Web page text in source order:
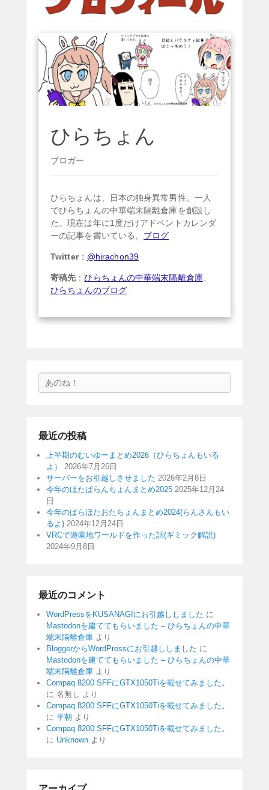
ひらちょん
ブロガー
ひらちょんは、日本の独身異常男性。一人
でひらちょんの中華端末隔離倉庫を創設し
た。現在は年に1度だけアドベントカレンダ
ーの記事を書いている。 ブログ
Twitter： @hirachon39
寄稿先 ：ひらちょんの中華端末隔離倉庫、
ひらちょんのブログ
索
最近の投稿
上半期のむいゆーまとめ2026（ひらちょんもいる
よ）
2026年7月26日
サーバーをお引越しさせました 2026年2月8日
今年のほたぱらんちょんまとめ2025 2025年12月24
日
今年のぱらほたおたちょんまとめ2024(らんさんもい
るよ) 2024年12月24日
VRCで遊園地ワールドを作った話(ギミック解説)
2024年9月8日
最近のコメント
WordPressをKUSANAGIにお引越ししました に
Mastodonを建ててもらいました – ひらちょんの中華
端末隔離倉庫 より
BloggerからWordPressにお引越ししました に
Mastodonを建ててもらいました – ひらちょんの中華
端末隔離倉庫 より
Compaq 8200 SFFにGTX1050Tiを載せてみました。
に 名無し より
Compaq 8200 SFFにGTX1050Tiを載せてみました。
に 平朝 より
Compaq 8200 SFFにGTX1050Tiを載せてみました。
に Unknown より